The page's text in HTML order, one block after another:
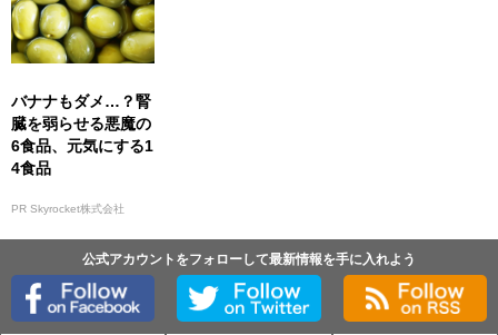
バナナもダメ…？腎
臓を弱らせる悪魔の
6食品、元気にする1
4食品
PR Skyrocket株式会社
公式アカウントをフォローして最新情報を手に入れよう